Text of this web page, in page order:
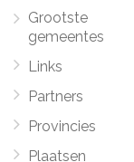
Grootste
gemeentes
Links
Partners
Provincies
Plaatsen